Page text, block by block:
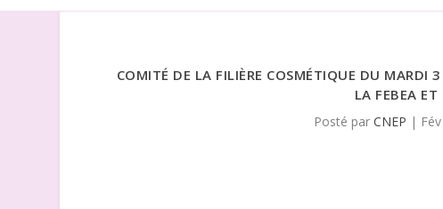
COMITÉ DE LA FILIÈRE COSMÉTIQUE DU MARDI
LA FEBEA ET
Posté parCNEP |